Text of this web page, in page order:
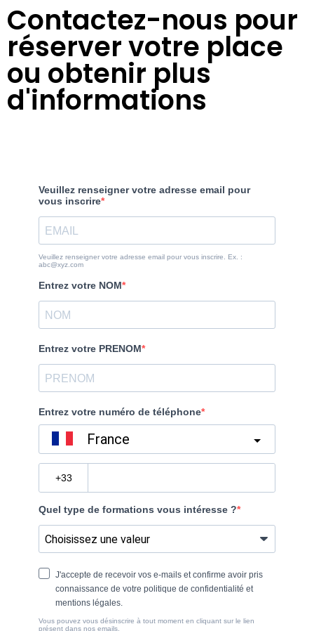
Contactez-nous pour
réserver votre place
ou obtenir plus
d'informations